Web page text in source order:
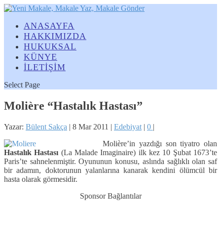
ANASAYFA
HAKKIMIZDA
HUKUKSAL
KÜNYE
İLETİŞİM
Select Page
Molière “Hastalık Hastası”
Yazar: Bülent Sakça | 8 Mar 2011 | Edebiyat | 0 |
Molière’in yazdığı son tiyatro olan
Hastalık Hastası (La Malade Imaginaire) ilk kez 10 Şubat 1673’te
Paris’te sahnelenmiştir. Oyununun konusu, aslında sağlıklı olan saf
bir adamın, doktorunun yalanlarına kanarak kendini ölümcül bir
hasta olarak görmesidir.
Sponsor Bağlantılar